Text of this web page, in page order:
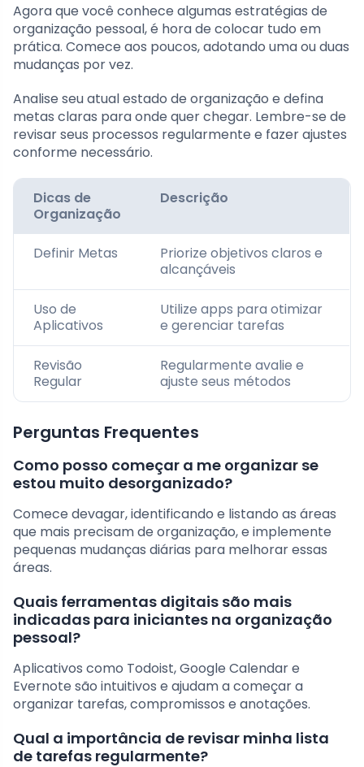
Agora que você conhece algumas estratégias de
organização pessoal, é hora de colocar tudo em
prática. Comece aos poucos, adotando uma ou duas
mudanças por vez.
Analise seu atual estado de organização e defina
metas claras para onde quer chegar. Lembre-se de
revisar seus processos regularmente e fazer ajustes
conforme necessário.
Dicas de
Organização
Descrição
Definir Metas
Priorize objetivos claros e
alcançáveis
Uso de
Aplicativos
Utilize apps para otimizar
e gerenciar tarefas
Revisão
Regular
Regularmente avalie e
ajuste seus métodos
Perguntas Frequentes
Como posso começar a me organizar se
estou muito desorganizado?
Comece devagar, identificando e listando as áreas
que mais precisam de organização, e implemente
pequenas mudanças diárias para melhorar essas
áreas.
Quais ferramentas digitais são mais
indicadas para iniciantes na organização
pessoal?
Aplicativos como Todoist, Google Calendar e
Evernote são intuitivos e ajudam a começar a
organizar tarefas, compromissos e anotações.
Qual a importância de revisar minha lista
de tarefas regularmente?